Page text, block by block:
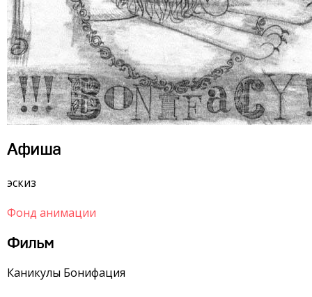
Афиша
эскиз
Фонд анимации
Фильм
Каникулы Бонифация